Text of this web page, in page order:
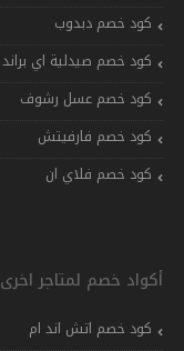
كود خصم دبدوب
كود خصم صيدلية اي براند
كود خصم عسل رشوف
كود خصم فارفيتش
كود خصم فلاي ان
أكواد خصم لمتاجر اخرى
كود خصم اتش اند ام